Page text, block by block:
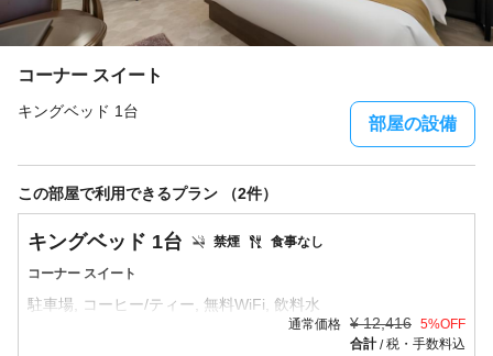
コーナー スイート
キングベッド 1台
部屋の設備
この部屋で利用できるプラン （2件）
コーナー スイート
禁煙 食事なし
キングベッド 1台
通常価格 ¥ 12,416 5%OFF
合計/税・手数料込